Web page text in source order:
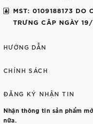
MST: 0109188173 DO
TRƯNG CÂP NGÀY
HƯỚNG DẪN
CHÍNH SÁCH
ĐĂNG KÝ NHẬN TIN
Nhận thông tin sản phẩm
nữa.